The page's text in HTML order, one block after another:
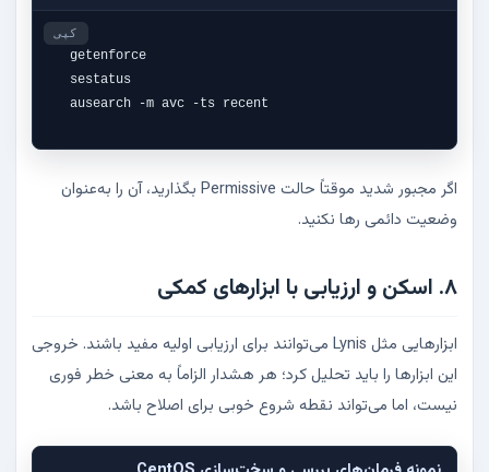
getenforce
sestatus
ausearch -m avc -ts recent
کپی
اگر مجبور شدید موقتاً حالت Permissive بگذارید، آن را به‌عنوان
وضعیت دائمی رها نکنید.
۸. اسکن و ارزیابی با ابزارهای کمکی
ابزارهایی مثل Lynis می‌توانند برای ارزیابی اولیه مفید باشند. خروجی
این ابزارها را باید تحلیل کرد؛ هر هشدار الزاماً به معنی خطر فوری
نیست، اما می‌تواند نقطه شروع خوبی برای اصلاح باشد.